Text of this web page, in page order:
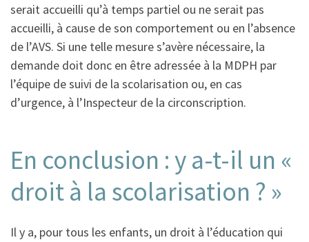
serait accueilli qu’à temps partiel ou ne serait pas
accueilli, à cause de son comportement ou en l’absence
de l’AVS. Si une telle mesure s’avère nécessaire, la
demande doit donc en être adressée à la MDPH par
l’équipe de suivi de la scolarisation ou, en cas
d’urgence, à l’Inspecteur de la circonscription.
En conclusion : y a-t-il un «
droit à la scolarisation ? »
Il y a, pour tous les enfants, un droit à l’éducation qui